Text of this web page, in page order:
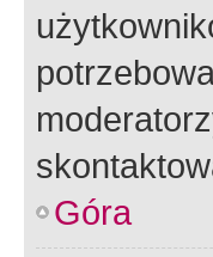
Góra